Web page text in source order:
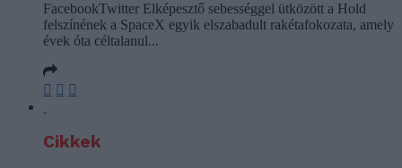
FacebookTwitter Elképesztő sebességgel ütközött a Hold
felszínének a SpaceX egyik elszabadult rakétafokozata, amely
évek óta céltalanul...
Cikkek